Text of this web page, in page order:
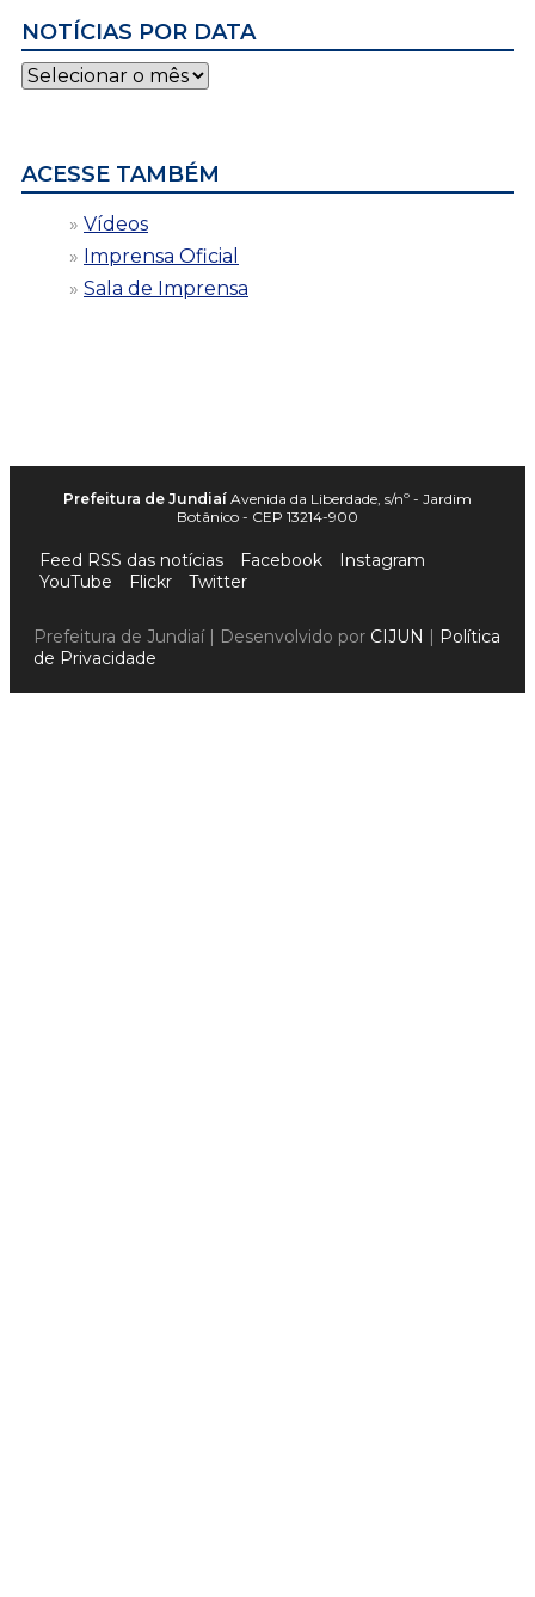
NOTÍCIAS POR DATA
Notícias
por
ACESSE TAMBÉM
Vídeos
Imprensa Oficial
Sala de Imprensa
Prefeitura de Jundiaí Avenida da Liberdade, s/nº - Jardim
Botânico - CEP 13214-900
Feed RSS das notícias Facebook
Instagram
YouTube
Flickr Twitter
Prefeitura de Jundiaí | Desenvolvido por CIJUN | Política
de Privacidade